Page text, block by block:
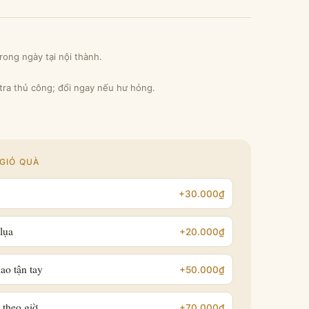
ngày tại nội thành.
thủ công; đổi ngay nếu hư hỏng.
QUÀ
+30.000₫
+20.000₫
tận tay +50.000₫